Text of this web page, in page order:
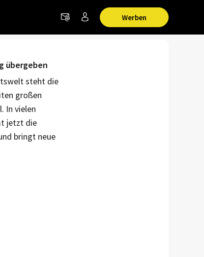
Werben
übergeben
steht die
großen
In vielen
jetzt die
bringt neue